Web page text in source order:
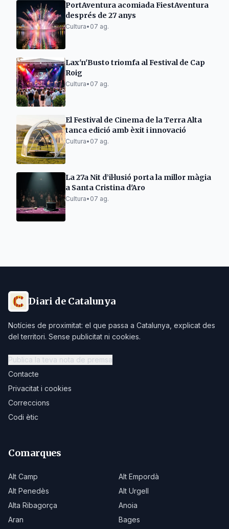
PortAventura acomiada FiestAventura
després de 27 anys
Cultura• 07 ag.
Lax'n'Busto triomfa al Festival de Cap
Roig
Cultura• 07 ag.
El Festival de Cinema de la Terra Alta
tanca edició amb èxit i innovació
Cultura• 07 ag.
La 27a Nit d’il·lusió porta la millor màgia
a Santa Cristina d'Aro
Cultura• 07 ag.
Diari de Catalunya
Notícies de proximitat: el que passa a Catalunya, explicat des
del territori. Sense publicitat ni cookies.
Publica la teva nota de premsa
Contacte
Privacitat i cookies
Correccions
Codi ètic
Comarques
Alt Camp
Alt Empordà
Alt Penedès
Alt Urgell
Alta Ribagorça
Anoia
Aran
Bages